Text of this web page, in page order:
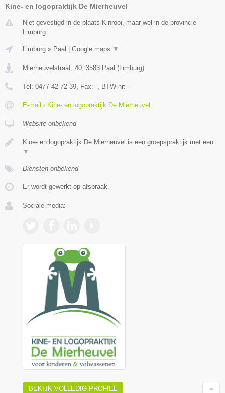
Kine- en logopraktijk De Mierheuvel
Niet gevestigd in de plaats Kinrooi, maar wel in de provincie
Limburg.
Limburg » Paal Google maps ▼
Mierheuvelstraat, 40, 3583 Paal (Limburg)
Tel: 0477 42 72 39, Fax: -, BTW-nr: -
E-mail › Kine- en logopraktijk De Mierheuvel
Website onbekend
Kine- en logopraktijk De Mierheuvel is een groepspraktijk met een
▼
Diensten onbekend
Er wordt gewerkt op afspraak.
Sociale media:
BEKIJK VOLLEDIG PROFIEL